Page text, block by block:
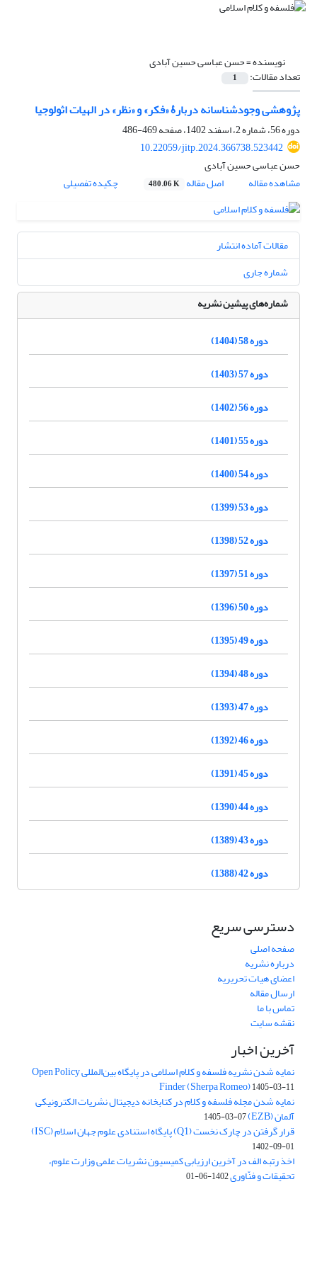
نویسنده =حسن عباسی حسین آبادی
تعداد مقالات: 1
پژوهشی وجودشناسانه دربارۀ «فکر» و «نظر» در الهیات اثولوجیا
دوره 56، شماره 2، اسفند 1402، صفحه
469-486
10.22059/jitp.2024.366738.523442
حسن عباسی حسین آبادی
مشاهده مقاله
اصل مقاله 480.06 K چکیده تفصیلی
مقالات آماده انتشار
شماره جاری
شماره‌های پیشین نشریه
دوره 58 (1404)
دوره 57 (1403)
دوره 56 (1402)
دوره 55 (1401)
دوره 54 (1400)
دوره 53 (1399)
دوره 52 (1398)
دوره 51 (1397)
دوره 50 (1396)
دوره 49 (1395)
دوره 48 (1394)
دوره 47 (1393)
دوره 46 (1392)
دوره 45 (1391)
دوره 44 (1390)
دوره 43 (1389)
دوره 42 (1388)
دسترسی سریع
صفحه اصلی
درباره نشریه
اعضای هیات تحریریه
ارسال مقاله
تماس با ما
نقشه سایت
آخرین اخبار
نمایه شدن نشریه فلسفه و کلام اسلامی در پایگاه بین‌المللی Open Policy
Finder (Sherpa Romeo)1405-03-11
نمایه شدن مجله فلسفه و کلام در کتابخانه دیجیتال نشریات الکترونیکی
آلمان (EZB) 1405-03-07
قرار گرفتن در چارک نخست (Q1) پایگاه استنادی علوم جهان اسلام (ISC)
1402-09-01
اخذ رتبه الف در آخرین ارزیابی کمیسیون نشریات علمی وزارت علوم،
تحقیقات و فنّاوری1402-06-01